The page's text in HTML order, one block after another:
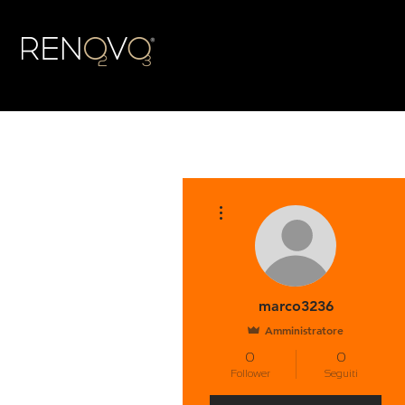
marco3236
Amministratore
0
Follower
0
Seguiti